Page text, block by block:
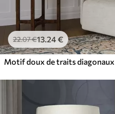
22.07€13.24€